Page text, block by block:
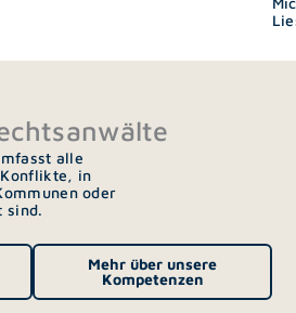
alle
in
oder
sind.
Mehr über unsere
Kompetenzen